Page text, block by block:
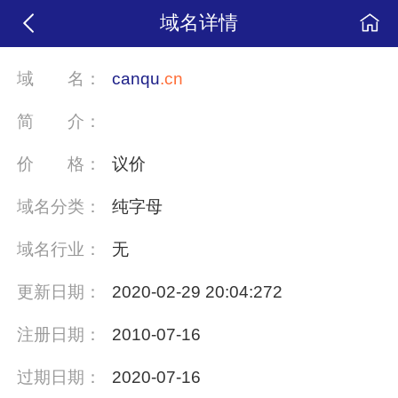
域名详情
域名： canqu.cn
简 介：
价格： 议价
域名分类： 纯字母
域名行业： 无
更新日期： 2020-02-29 20:04:272
注册日期： 2010-07-16
过期日期： 2020-07-16